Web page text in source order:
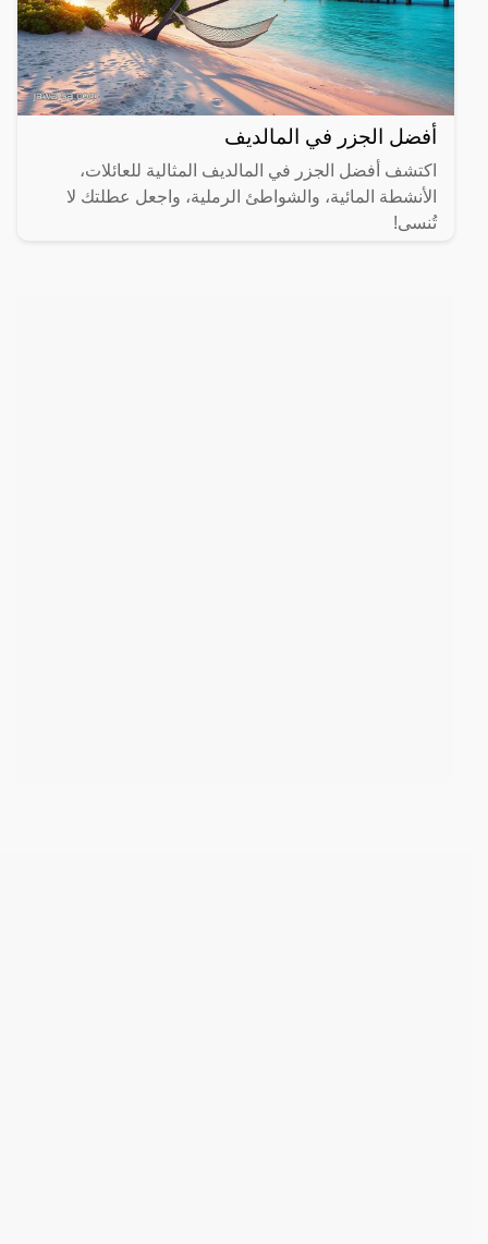
أفضل الجزر في المالديف
اكتشف أفضل الجزر في المالديف المثالية للعائلات،
الأنشطة المائية، والشواطئ الرملية، واجعل عطلتك لا
تُنسى!